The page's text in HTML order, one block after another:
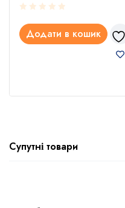
Додати в кошик
Супутні товари